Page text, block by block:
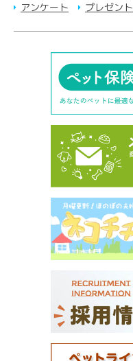
アンケート
プレゼント